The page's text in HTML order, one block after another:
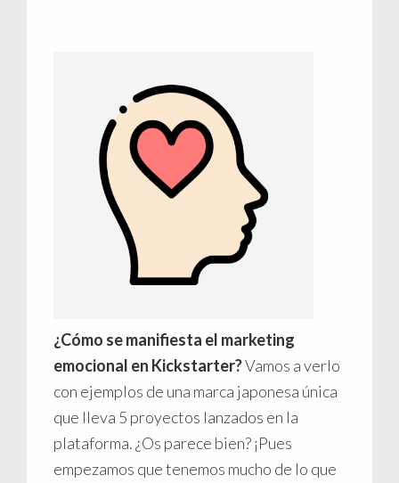
¿Cómo se manifiesta el marketing
emocional en Kickstarter?Vamos a verlo
con ejemplos de una marca japonesa única
que lleva 5 proyectos lanzados en la
plataforma. ¿Os parece bien? ¡Pues
empezamos que tenemos mucho de lo que